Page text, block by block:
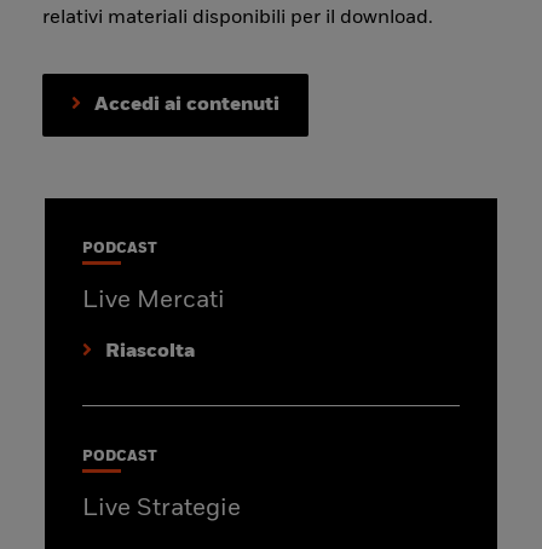
relativi materiali disponibili per il download.
Accedi ai contenuti
PODCAST
Live Mercati
Riascolta
PODCAST
Live Strategie